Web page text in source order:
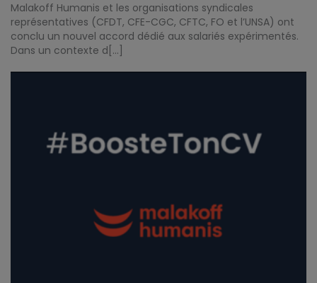
Malakoff Humanis et les organisations syndicales
représentatives (CFDT, CFE-CGC, CFTC, FO et l’UNSA) ont
conclu un nouvel accord dédié aux salariés expérimentés.
Dans un contexte d[...]